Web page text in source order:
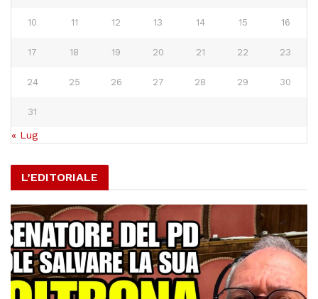
10 11 12 13 14 15 16
17 18 19 20 21 22 23
24 25 26 27 28 29 30
31
« Lug
L’EDITORIALE